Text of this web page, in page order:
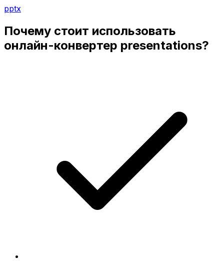
pptx
Почему стоит использовать
онлайн-конвертер presentations?